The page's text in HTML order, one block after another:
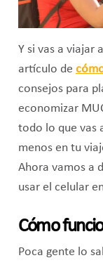
Y si vas a viajar
artículo de
consejos para
economizar
todo lo que vas
menos en tu
Ahora vamos a
usar el celular
Cómo
Poca gente lo